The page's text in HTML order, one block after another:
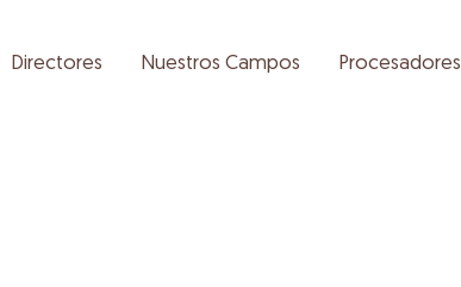
Directores Nuestros Campos Procesadores